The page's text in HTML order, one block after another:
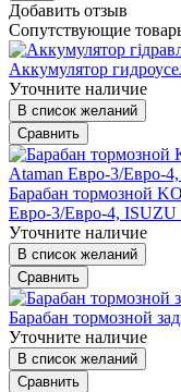
Добавить отзыв
Сопутствующие
Аккумулятор
Уточните наличие
В список желаний
Сравнить
Барабан тормозной
Евро-3/Евро-4, ISUZU
Уточните наличие
В список желаний
Сравнить
Барабан тормозной
Уточните наличие
В список желаний
Сравнить